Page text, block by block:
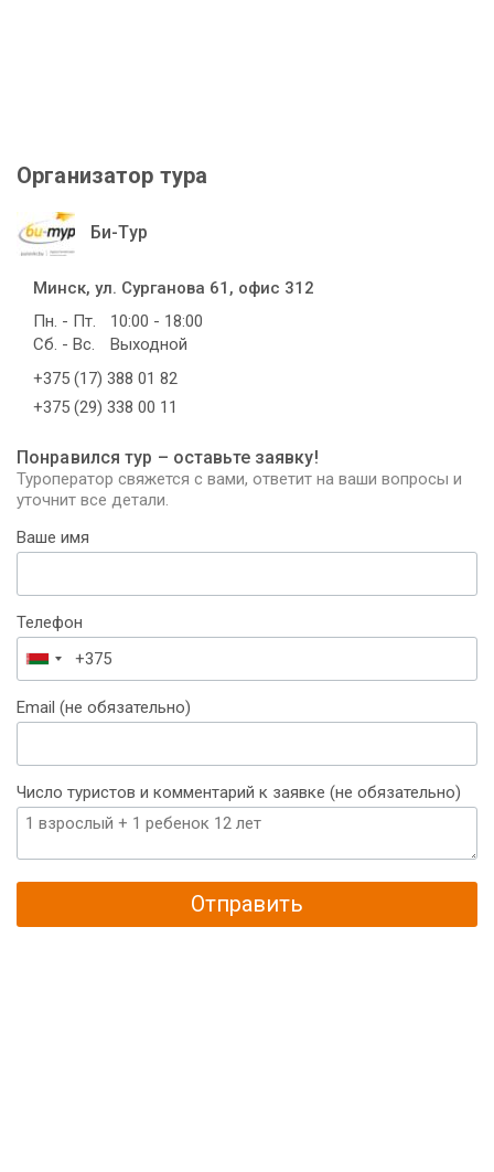
Организатор тура
Би-Тур
Минск, ул. Сурганова 61, офис 312
Пн. - Пт.
10:00 - 18:00
Сб. - Вс.
Выходной
+375 (17) 388 01 82
+375 (29) 338 00 11
Понравился тур – оставьте заявку!
Туроператор свяжется с вами, ответит на ваши вопросы и
уточнит все детали.
Ваше имя
Телефон
Беларусь
+375
Email (не обязательно)
Число туристов и комментарий к заявке (не обязательно)
Отправить